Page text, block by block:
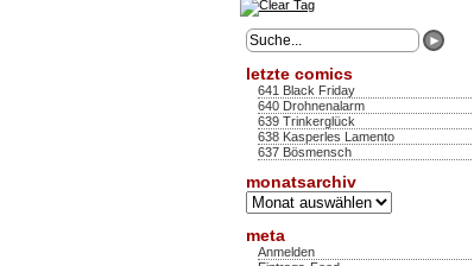
letzte comics
641 Black Friday
640 Drohnenalarm
639 Trinkerglück
638 Kasperles Lamento
637 Bösmensch
monatsarchiv
Monatsarchiv
meta
Anmelden